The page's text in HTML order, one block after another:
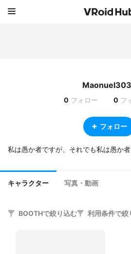
0 フォロー 0 フ
フォロー
私は愚か者ですが、それでも私は愚か
キャラクター 写真・動画
BOOTHで絞り込む 利用条件で絞